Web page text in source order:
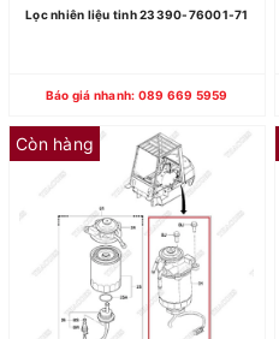
Lọc nhiên liệu tinh 23390-76001-71
Báo giá nhanh: 089 669 5959
Còn hàng